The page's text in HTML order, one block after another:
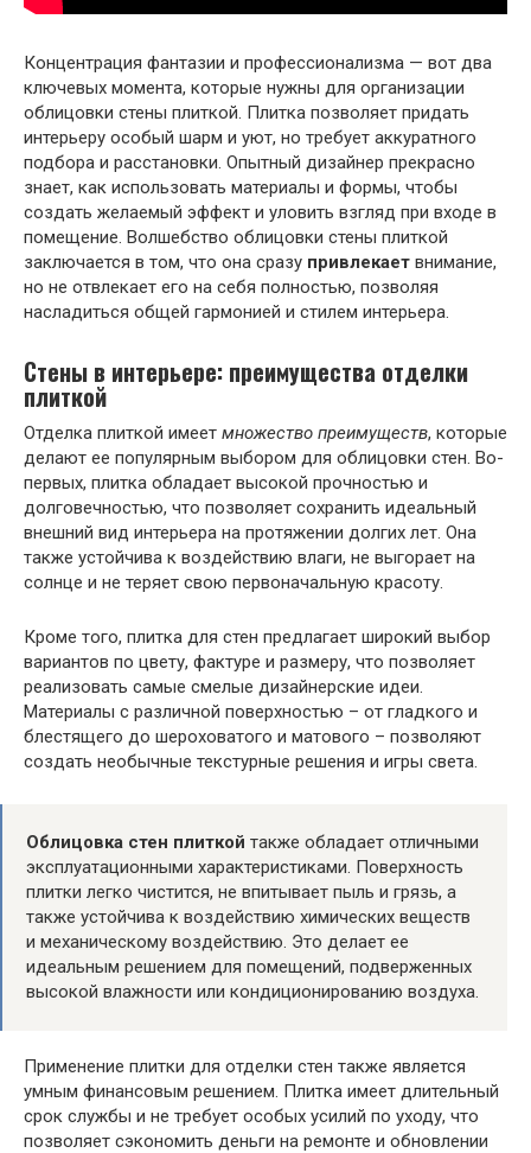
Концентрация фантазии и профессионализма — вот два
ключевых момента, которые нужны для организации
облицовки стены плиткой. Плитка позволяет придать
интерьеру особый шарм и уют, но требует аккуратного
подбора и расстановки. Опытный дизайнер прекрасно
знает, как использовать материалы и формы, чтобы
создать желаемый эффект и уловить взгляд при входе в
помещение. Волшебство облицовки стены плиткой
заключается в том, что она сразу привлекает внимание,
но не отвлекает его на себя полностью, позволяя
насладиться общей гармонией и стилем интерьера.
Стены в интерьере: преимущества отделки
плиткой
Отделка плиткой имеет множество преимуществ, которые
делают ее популярным выбором для облицовки стен. Во-
первых, плитка обладает высокой прочностью и
долговечностью, что позволяет сохранить идеальный
внешний вид интерьера на протяжении долгих лет. Она
также устойчива к воздействию влаги, не выгорает на
солнце и не теряет свою первоначальную красоту.
Кроме того, плитка для стен предлагает широкий выбор
вариантов по цвету, фактуре и размеру, что позволяет
реализовать самые смелые дизайнерские идеи.
Материалы с различной поверхностью – от гладкого и
блестящего до шероховатого и матового – позволяют
создать необычные текстурные решения и игры света.
Облицовка стен плиткой также обладает отличными
эксплуатационными характеристиками. Поверхность
плитки легко чистится, не впитывает пыль и грязь, а
также устойчива к воздействию химических веществ
и механическому воздействию. Это делает ее
идеальным решением для помещений, подверженных
высокой влажности или кондиционированию воздуха.
Применение плитки для отделки стен также является
умным финансовым решением. Плитка имеет длительный
срок службы и не требует особых усилий по уходу, что
позволяет сэкономить деньги на ремонте и обновлении